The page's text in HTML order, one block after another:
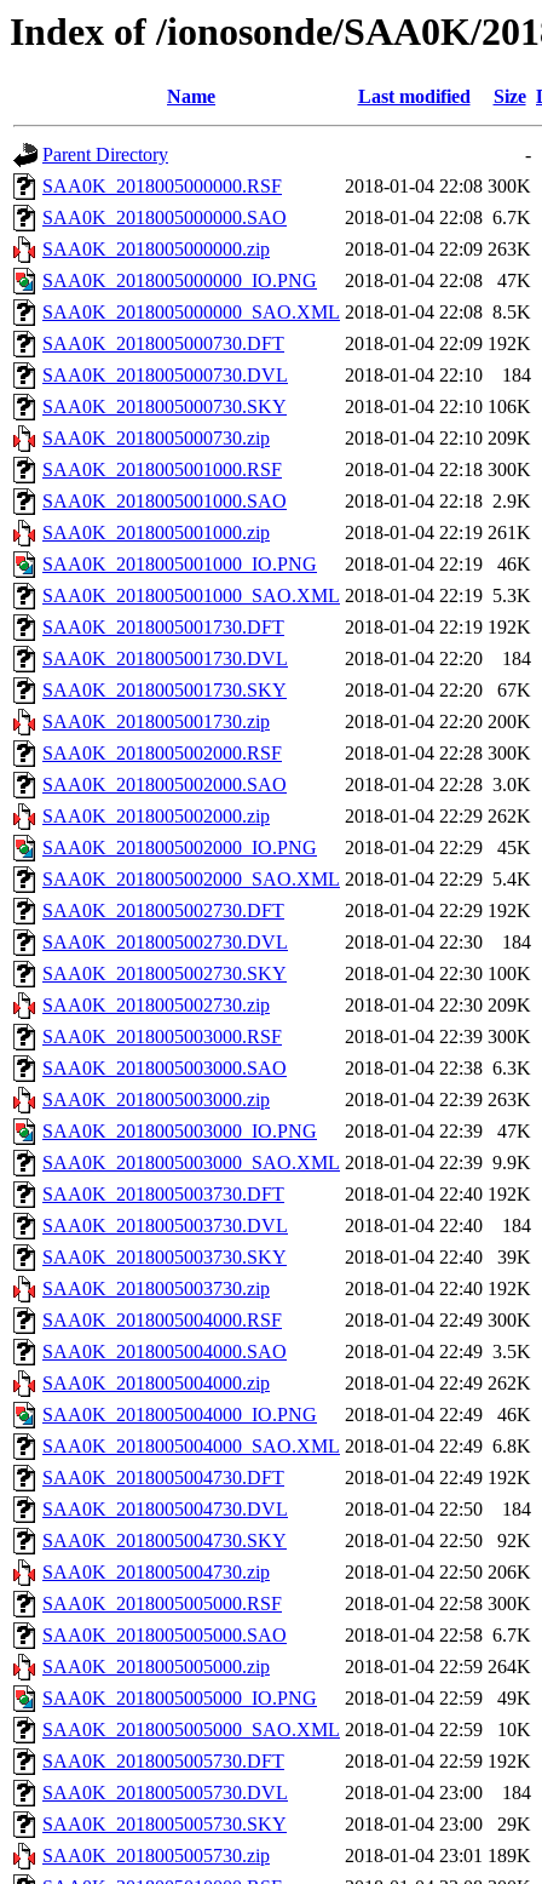
Index of /ionosonde/SAA0K/
Name Last modified Size
Parent Directory
-
SAA0K_2018005000000.RSF
2018-01-04 22:08 300K
SAA0K_2018005000000.SAO
2018-01-04 22:08 6.7K
SAA0K_2018005000000.zip
2018-01-04 22:09 263K
SAA0K_2018005000000_IO.PNG
2018-01-04 22:08
47K
SAA0K_2018005000000_SAO.XML 2018-01-04 22:08 8.5K
SAA0K_2018005000730.DFT
2018-01-04 22:09 192K
SAA0K_2018005000730.DVL
2018-01-04 22:10
184
SAA0K_2018005000730.SKY
2018-01-04 22:10 106K
SAA0K_2018005000730.zip
2018-01-04 22:10 209K
SAA0K_2018005001000.RSF
2018-01-04 22:18 300K
SAA0K_2018005001000.SAO
2018-01-04 22:18 2.9K
SAA0K_2018005001000.zip
2018-01-04 22:19 261K
SAA0K_2018005001000_IO.PNG
2018-01-04 22:19
46K
SAA0K_2018005001000_SAO.XML 2018-01-04 22:19 5.3K
SAA0K_2018005001730.DFT
2018-01-04 22:19 192K
SAA0K_2018005001730.DVL
2018-01-04 22:20
184
SAA0K_2018005001730.SKY
2018-01-04 22:20
67K
SAA0K_2018005001730.zip
2018-01-04 22:20 200K
SAA0K_2018005002000.RSF
2018-01-04 22:28 300K
SAA0K_2018005002000.SAO
2018-01-04 22:28 3.0K
SAA0K_2018005002000.zip
2018-01-04 22:29 262K
SAA0K_2018005002000_IO.PNG
2018-01-04 22:29
45K
SAA0K_2018005002000_SAO.XML 2018-01-04 22:29 5.4K
SAA0K_2018005002730.DFT
2018-01-04 22:29 192K
SAA0K_2018005002730.DVL
2018-01-04 22:30
184
SAA0K_2018005002730.SKY
2018-01-04 22:30 100K
SAA0K_2018005002730.zip
2018-01-04 22:30 209K
SAA0K_2018005003000.RSF
2018-01-04 22:39 300K
SAA0K_2018005003000.SAO
2018-01-04 22:38 6.3K
SAA0K_2018005003000.zip
2018-01-04 22:39 263K
SAA0K_2018005003000_IO.PNG
2018-01-04 22:39
47K
SAA0K_2018005003000_SAO.XML 2018-01-04 22:39 9.9K
SAA0K_2018005003730.DFT
2018-01-04 22:40 192K
SAA0K_2018005003730.DVL
2018-01-04 22:40
184
SAA0K_2018005003730.SKY
2018-01-04 22:40
39K
SAA0K_2018005003730.zip
2018-01-04 22:40 192K
SAA0K_2018005004000.RSF
2018-01-04 22:49 300K
SAA0K_2018005004000.SAO
2018-01-04 22:49 3.5K
SAA0K_2018005004000.zip
2018-01-04 22:49 262K
SAA0K_2018005004000_IO.PNG
2018-01-04 22:49
46K
SAA0K_2018005004000_SAO.XML 2018-01-04 22:49 6.8K
SAA0K_2018005004730.DFT
2018-01-04 22:49 192K
SAA0K_2018005004730.DVL
2018-01-04 22:50
184
SAA0K_2018005004730.SKY
2018-01-04 22:50
92K
SAA0K_2018005004730.zip
2018-01-04 22:50 206K
SAA0K_2018005005000.RSF
2018-01-04 22:58 300K
SAA0K_2018005005000.SAO
2018-01-04 22:58 6.7K
SAA0K_2018005005000.zip
2018-01-04 22:59 264K
SAA0K_2018005005000_IO.PNG
2018-01-04 22:59
49K
SAA0K_2018005005000_SAO.XML 2018-01-04 22:59
10K
SAA0K_2018005005730.DFT
2018-01-04 22:59 192K
SAA0K_2018005005730.DVL
2018-01-04 23:00
184
SAA0K_2018005005730.SKY
2018-01-04 23:00
29K
SAA0K_2018005005730.zip
2018-01-04 23:01 189K